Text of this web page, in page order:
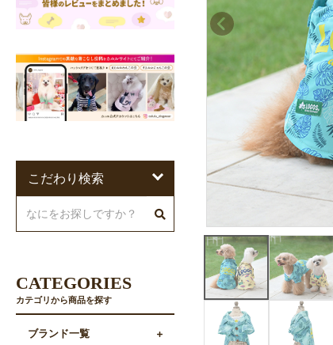
こだわり検索
CATEGORIES
カテゴリから商品を探す
ブランド一覧